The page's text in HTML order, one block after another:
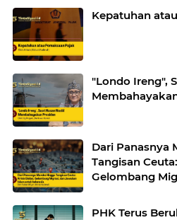
Kepatuhan
"Londo Ireng",
Dari Panasnya
Tangisan
Gelombang
PHK Terus